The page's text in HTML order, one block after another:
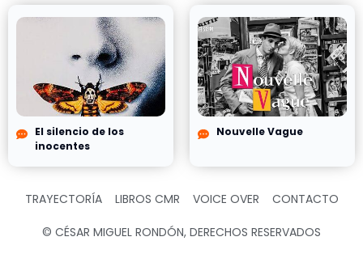
El silencio de los
inocentes
Nouvelle Vague
TRAYECTORÍA LIBROS CMR VOICE OVER CONTACTO
© CÉSAR MIGUEL RONDÓN, DERECHOS RESERVADOS